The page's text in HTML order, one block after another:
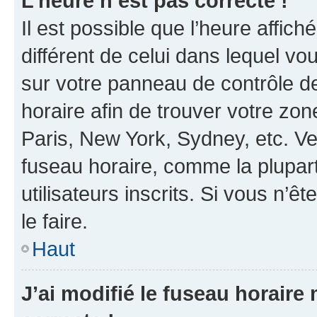
Il est possible que l’heure
différent de celui dans lequel
sur votre panneau de contrôle
horaire afin de trouver votre
Paris, New York, Sydney, etc.
fuseau horaire, comme la
utilisateurs inscrits. Si vous
le faire.
Haut
J’ai modifié le fuseau horaire